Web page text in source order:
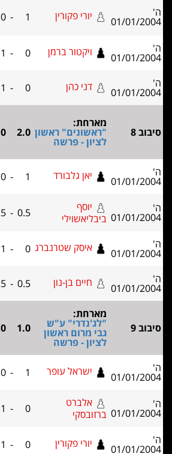
יורי פקורין 1
-
0
מיכאל
ברגילבסקי
ויקטור ברמן 0
-
1 יבגני לוין
דני כהן 0
-
1 אלי עייש
ראשון 2.0
2.0 "לג'נדרי" ע"ש
גבי מרום ראשון
לציון - פרשה
יאן גלבורד 1
-
0 ישראל עופר
יוסף
0.5
-
0.5
אלברט
ברזובסקי
איסק שטרנברג 0
-
1 ויקטור ברמן
חיים בן-נון 0.5
-
0.5 דני כהן
ע"ש
מרום ראשון 1.0
3.0 אורחת:הפועל
חולון ה' - פרשה
ישראל עופר 1
-
0 רוברט דוידוב
אלברט
0
-
1 יורה דוידוב
יורי פקורין 0
-
1 אלכס לומברג